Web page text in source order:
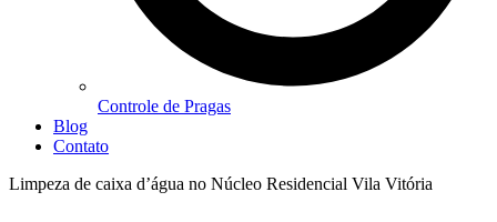
Controle de Pragas
Blog
Contato
Limpeza de caixa d’água no Núcleo Residencial Vila Vitória